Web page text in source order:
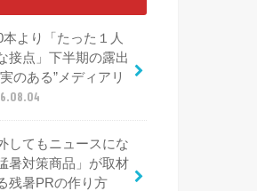
本より「たった１人
接点」下半期の露出
のある”メディアリ
してもニュースにな
暑対策商品」が取材
残暑PRの作り方